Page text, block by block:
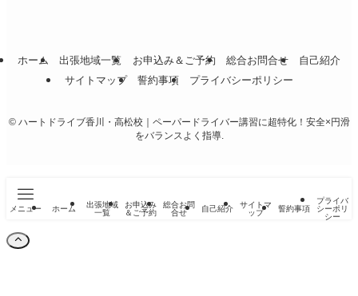
ホーム 出張地域一覧 お申込み＆ご予約 総合お問合せ
自己紹介
サイトマップ
誓約事項 プライバシーポリシー
©ハートドライブ香川・高松校｜ペーパードライバー講習に超特化！安全×円滑
をバランスよく指導.
メニュー ホーム
出張地域
一覧
お申込み
＆ご予約
総合お問
合せ
自己紹介
サイトマ
ップ
誓約事項
プライバ
シーポリ
シー